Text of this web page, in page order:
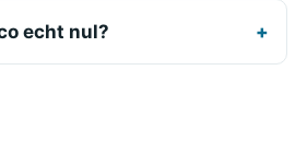
echt nul?